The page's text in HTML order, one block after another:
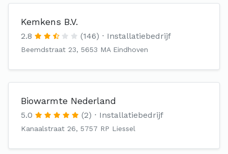
Kemkens B.V.
2.8 (146) Installatiebedrijf
Beemdstraat 23, 5653 MA Eindhoven
Biowarmte Nederland
5.0 (2) Installatiebedrijf
Kanaalstraat 26, 5757 RP Liessel